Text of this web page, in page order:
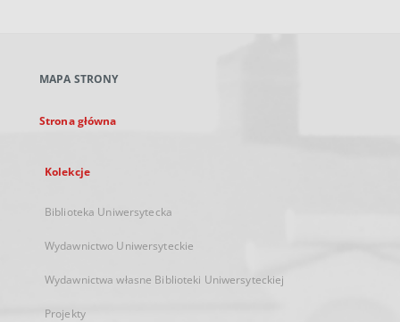
karcie
MAPA STRONY
Strona główna
Kolekcje
Biblioteka Uniwersytecka
Wydawnictwo Uniwersyteckie
Wydawnictwa własne Biblioteki Uniwersyteckiej
Projekty